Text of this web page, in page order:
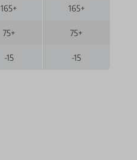
165+ 165+
75+ 75+
-15 -15